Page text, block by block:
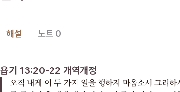
해설 노트 0
욥기 13:20-22 개역개정
오직 내게 이 두 가지 일을 행하지 마옵소서 그리